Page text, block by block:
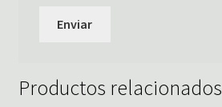
Productos relacionados